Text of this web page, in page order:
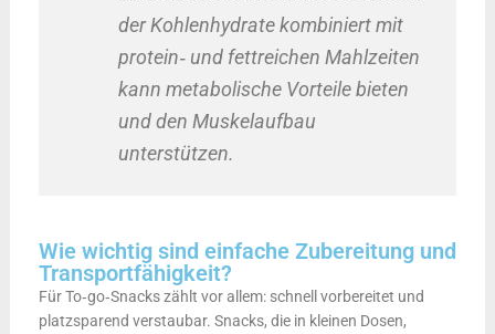
der Kohlenhydrate kombiniert mit
protein‑ und fettreichen Mahlzeiten
kann metabolische Vorteile bieten
und den Muskelaufbau
unterstützen.
Wie wichtig sind einfache Zubereitung und
Transportfähigkeit?
Für To‑go‑Snacks zählt vor allem: schnell vorbereitet und
platzsparend verstaubar. Snacks, die in kleinen Dosen,